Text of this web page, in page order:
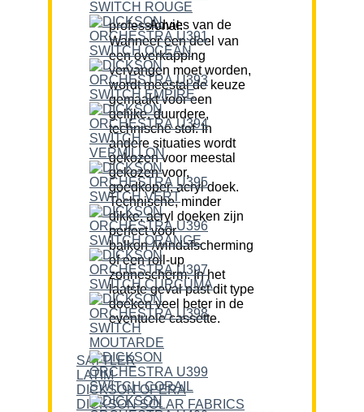
Advies van de professional:
Wanneer een deel van
een overkapping
vervangen moet worden,
wordt meestal de keuze
gemaakt voor een
gelijke, duurdere,
technische stof. In
andere situaties wordt
gekozen voor meestal
gekozen voor,
goedkoper, acryl doek.
Technische, minder
dikke, acryl doeken zijn
perfect voor
balkon-/windafscherming
of een roll-up
zonnescherm. In het
laatste geval past dit type
doeken veel beter in de
eventuele cassette.
SATTLER
LATIM
DICKSON OPERA
DICKSON SOLAR FABRICS